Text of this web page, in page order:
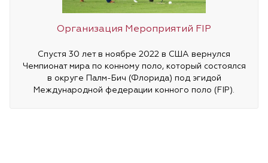
Организация Мероприятий FIP
Спустя 30 лет в ноябре 2022 в США вернулся
Чемпионат мира по конному поло, который состоялся
в округе Палм-Бич (Флорида) под эгидой
Международной федерации конного поло (FIP).